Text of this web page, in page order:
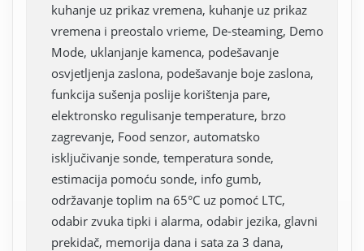
kuhanje uz prikaz vremena, kuhanje uz prikaz
vremena i preostalo vrieme, De-steaming, Demo
Mode, uklanjanje kamenca, podešavanje
osvjetljenja zaslona, podešavanje boje zaslona,
funkcija sušenja poslije korištenja pare,
elektronsko regulisanje temperature, brzo
zagrevanje, Food senzor, automatsko
isključivanje sonde, temperatura sonde,
estimacija pomoću sonde, info gumb,
održavanje toplim na 65°C uz pomoć LTC,
odabir zvuka tipki i alarma, odabir jezika, glavni
prekidač, memorija dana i sata za 3 dana,